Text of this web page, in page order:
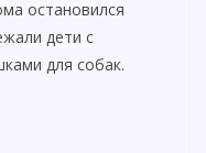
остановился
дети с
для собак.